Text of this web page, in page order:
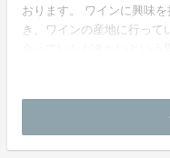
おります。 ワインに興味
き、ワインの産地に行って